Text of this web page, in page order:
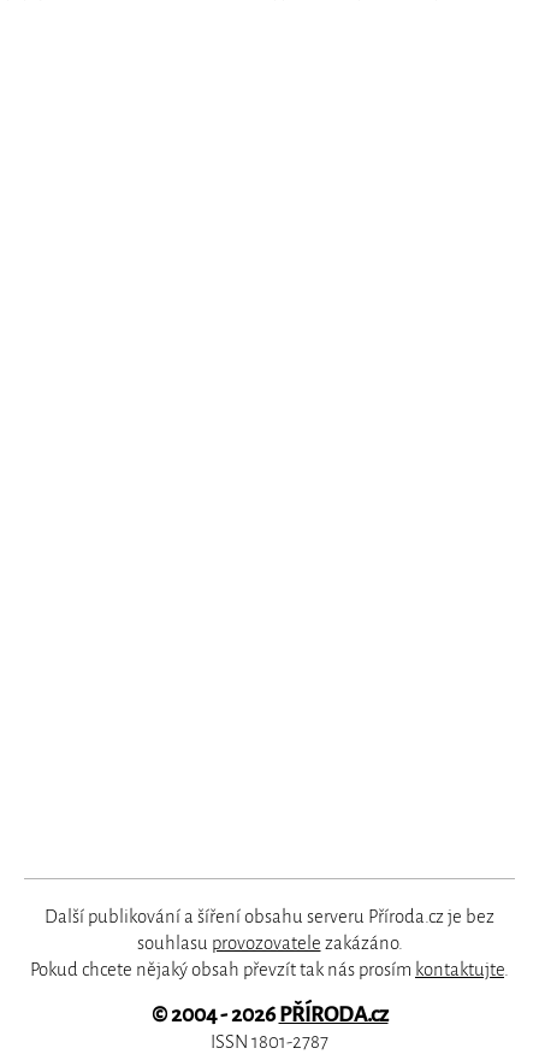
Další publikování a šíření obsahu serveru Příroda.cz je bez
souhlasu provozovatele zakázáno.
Pokud chcete nějaký obsah převzít tak nás prosím kontaktujte
© 2004 - 2026PŘÍRODA.cz
ISSN 1801-2787